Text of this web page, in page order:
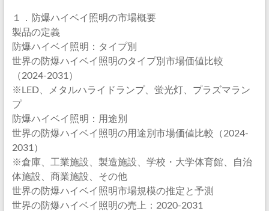
１．防爆ハイベイ照明の市場概要
製品の定義
防爆ハイベイ照明：タイプ別
世界の防爆ハイベイ照明のタイプ別市場価値比較
（2024-2031）
※LED、メタルハライドランプ、蛍光灯、プラズマラン
プ
防爆ハイベイ照明：用途別
世界の防爆ハイベイ照明の用途別市場価値比較（2024-
2031）
※倉庫、工業施設、製造施設、学校・大学体育館、自治
体施設、商業施設、その他
世界の防爆ハイベイ照明市場規模の推定と予測
世界の防爆ハイベイ照明の売上：2020-2031